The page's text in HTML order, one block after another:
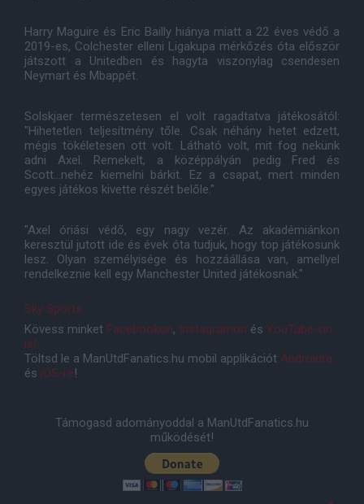
Harry Maguire és Eric Bailly hiánya miatt a 22 éves védő a
2019-es, Colchester elleni Ligakupa mérkőzés óta először
játszott a Unitedben és hagyta viszonylag csendesen
Neymart és Mbappét.
Solskjaer természetesen el volt ragadtatva játékosától:
"Hihetetlen teljesítmény tőle. Csak néhány hetet edzett,
mégis tökéletesen ott volt. Látható volt, mit fog nekünk
adni Axel. Remekelt, a középpályán pedig Fred és
Scott...nehéz kiemelni bárkit. Ez a csapat, mert minden
egyes játékos kivette részét belőle."
"Axel óriási védő, egy nagy vezér. Az akadémiánkon
keresztül jutott ide és évek óta tudjuk, hogy top játékosunk
lesz. Olyan személyisége és hozzáállása van, amellyel
rendelkeznie kell egy Manchester United játékosnak."
Sky Sports
Kövess minket Facebookon, Instagramon és YouTube-on
is!
Töltsd le a ManUtdFanatics.hu mobil applikációt Androidra
és iOS-re!
Támogasd adományoddal a ManUtdFanatics.hu
működését!